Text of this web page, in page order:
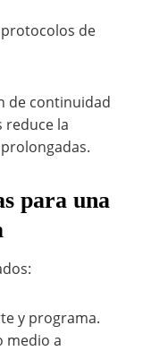
protocolos de
de continuidad
reduce la
para una
y programa.
medio a